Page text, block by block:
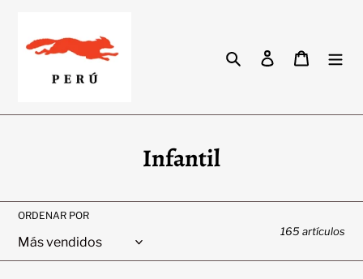
Buscar IngresarCarrito
C
e
Infantil
ORDENAR POR
165 artículos